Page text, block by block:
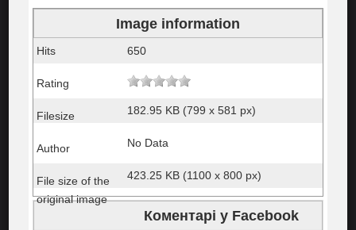
Image information
Hits 650
Rating
Filesize 182.95 KB (799 x 581 px)
Author No Data
File size of the
original image
423.25 KB (1100 x 800 px)
Коментарі у Facebook